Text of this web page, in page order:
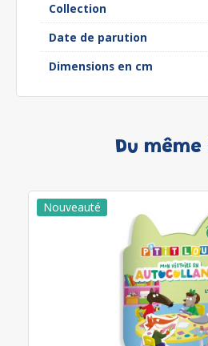
Collection
Date de parution
Dimensions en cm
Du même